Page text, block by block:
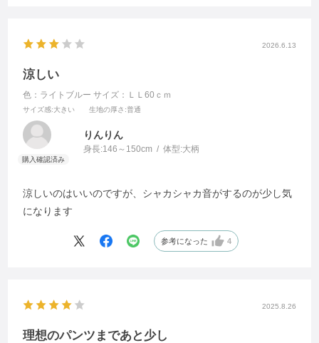
2026.6.13
涼しい
色：ライトブルー サイズ：ＬＬ60ｃｍ
サイズ感:大きい 生地の厚さ :普通
りんりん
身長:146～150cm 体型:大柄
涼しいのはいいのですが、シャカシャカ音がするのが少し気
になります
参考になった 4
2025.8.26
理想のパンツまであと少し